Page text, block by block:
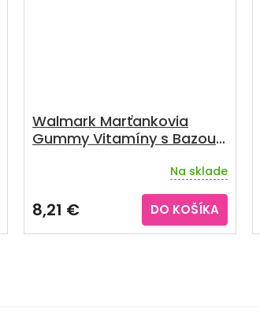
Walmark Marťankovia
Gummy Vitamíny s Bazou
Na sklade
8,21 € DO KOŠÍKA